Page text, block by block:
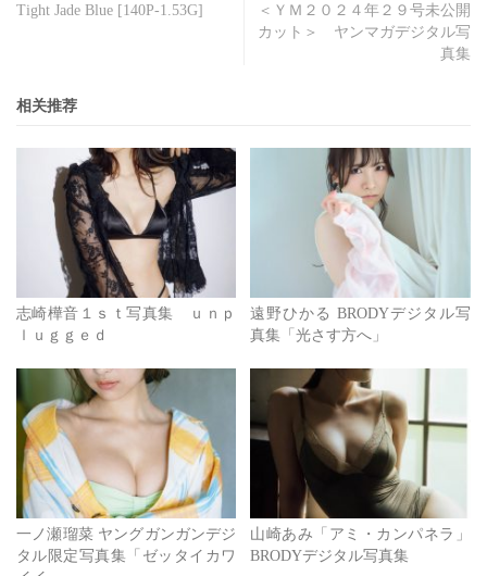
Tight Jade Blue [140P-1.53G]
＜ＹＭ２０２４年２９号未公開
カット＞ ヤンマガデジタル写
真集
相关推荐
志崎樺音１ｓｔ写真集 ｕｎｐ
ｌｕｇｇｅｄ
遠野ひかる BRODYデジタル写
真集「光さす方へ」
一ノ瀬瑠菜 ヤングガンガンデジ
タル限定写真集「ゼッタイカワ
山崎あみ「アミ・カンパネラ」
BRODYデジタル写真集